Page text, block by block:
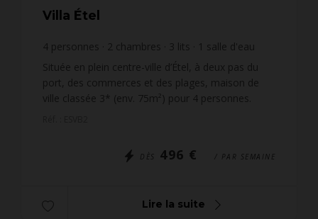
Villa Étel
4 personnes 2 chambres 3 lits 1 salle d'eau
wi-fi
Située en plein centre-ville d’Étel, à deux pas du
port, des commerces et des plages, maison de
ville classée 3* (env. 75m²) pour 4 personnes.
DÈS 496 € / PAR SEMAINE
Lire la suite